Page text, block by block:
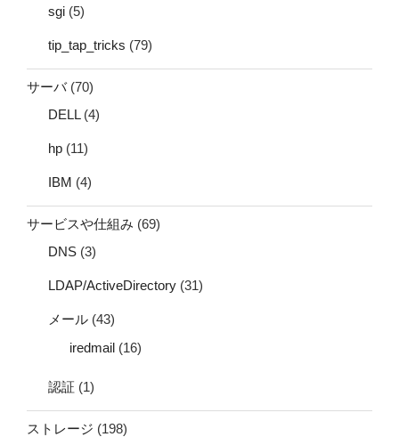
sgi (5)
tip_tap_tricks (79)
サーバ(70)
DELL(4)
hp (11)
IBM (4)
サービスや仕組み (69)
DNS (3)
LDAP/ActiveDirectory (31)
メール (43)
iredmail (16)
認証 (1)
ストレージ (198)